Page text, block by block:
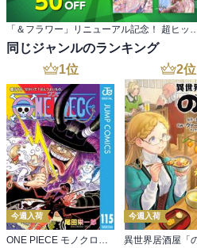
同じジャンルのランキング
1位
今週入荷
ONE PIECE モノクロ版 115
2位
今週入荷